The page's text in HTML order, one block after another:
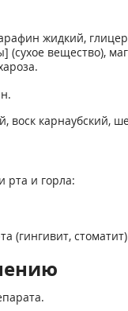
жидкий,
(сухое вещество),
карнаубский,
рта и горла:
(гингивит,